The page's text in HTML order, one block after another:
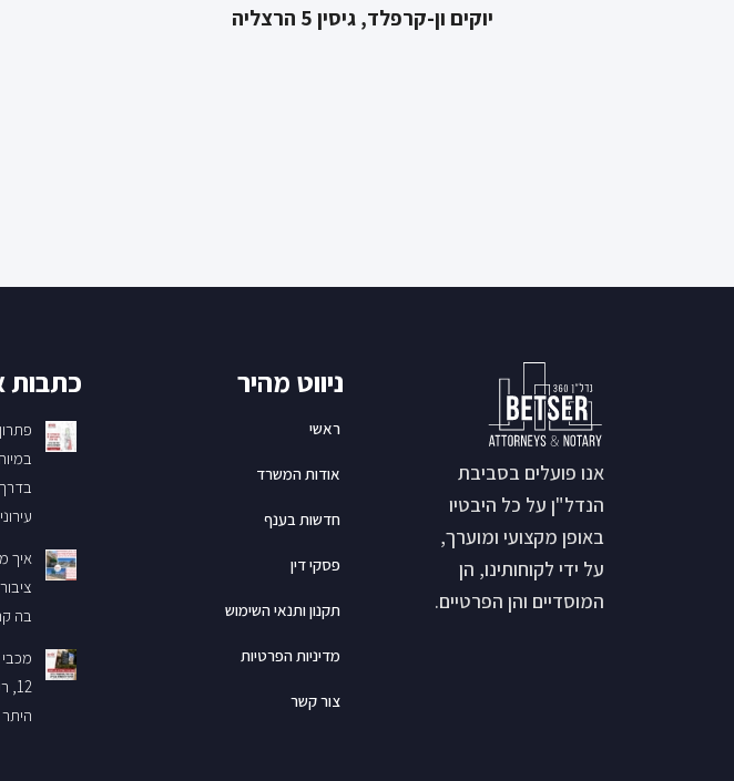
יוקים ון-קרפלד, גיסין 5 הרצליה
אנו פועלים בסביבת
הנדל"ן על כל היבטיו
באופן מקצועי ומוערך,
על ידי לקוחותינו, הן
המוסדיים והן הפרטיים.
ניווט מהיר
ראשי
אודות המשרד
חדשות בענף
פסקי דין
תקנון ותנאי השימוש
מדיניות הפרטיות
צור קשר
כתבות
איך
בה
היתר